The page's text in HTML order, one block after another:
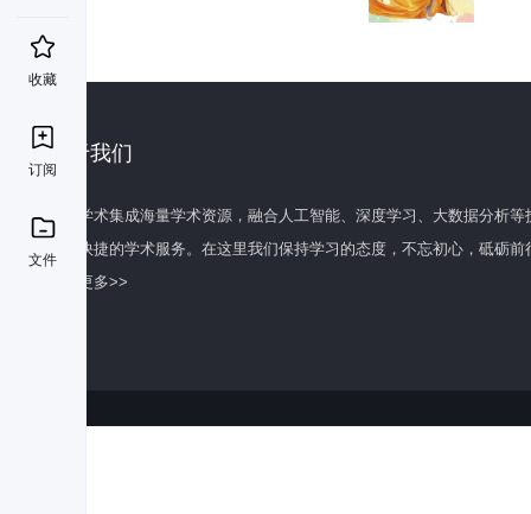
收藏
订阅
文件
关于我们
百度学术集成海量学术资源，融合人工智能、深度学习、大数据分析
全面快捷的学术服务。在这里我们保持学习的态度，不忘初心，砥砺前
了解更多>>